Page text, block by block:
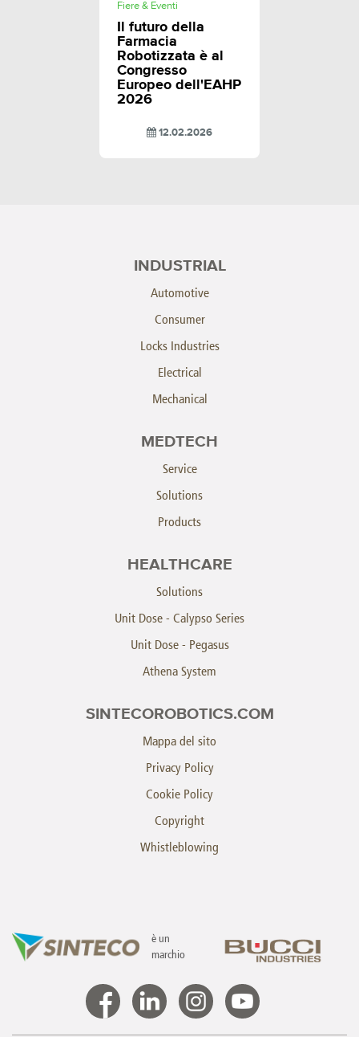
Fiere & Eventi
Il futuro della
Farmacia
Robotizzata è al
Congresso
Europeo dell'EAHP
2026
12.02.2026
INDUSTRIAL
Automotive
Consumer
Locks Industries
Electrical
Mechanical
MEDTECH
Service
Solutions
Products
HEALTHCARE
Solutions
Unit Dose - Calypso Series
Unit Dose - Pegasus
Athena System
SINTECOROBOTICS.COM
Mappa del sito
Privacy Policy
Cookie Policy
Copyright
Whistleblowing
è un
marchio